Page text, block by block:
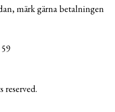
märk gärna betalningen